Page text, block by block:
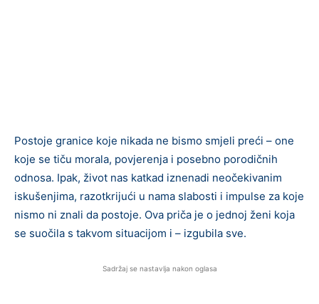
Postoje granice koje nikada ne bismo smjeli preći – one
koje se tiču morala, povjerenja i posebno porodičnih
odnosa. Ipak, život nas katkad iznenadi neočekivanim
iskušenjima, razotkrijući u nama slabosti i impulse za koje
nismo ni znali da postoje. Ova priča je o jednoj ženi koja
se suočila s takvom situacijom i – izgubila sve.
Sadržaj se nastavlja nakon oglasa